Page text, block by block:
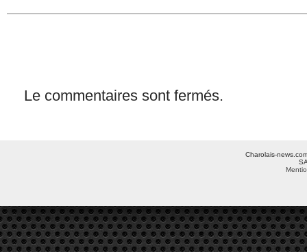
Le commentaires sont fermés.
Charolais-